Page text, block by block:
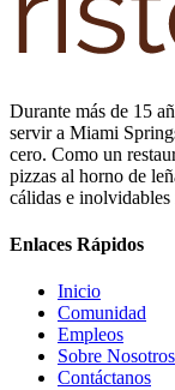
Durante más de 15
servir a Miami
cero. Como un
pizzas al horno de
cálidas e
Enlaces Rápidos
Inicio
Comunidad
Empleos
Sobre Nosotros
Contáctanos